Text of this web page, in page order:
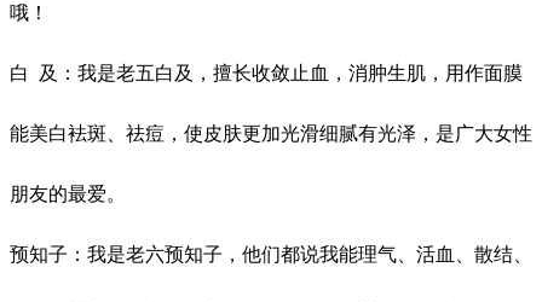
哦！
白 及：我是老五白及，擅长收敛止血，消肿生肌，用作面膜
能美白袪斑、祛痘，使皮肤更加光滑细腻有光泽，是广大女性
朋友的最爱。
预知子：我是老六预知子，他们都说我能理气、活血、散结、